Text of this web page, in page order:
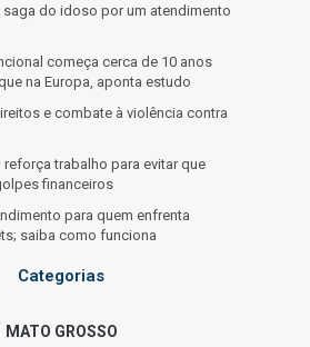
do idoso por um atendimento
começa cerca de 10 anos
na Europa, aponta estudo
e combate à violência contra
reforça trabalho para evitar que
financeiros
para quem enfrenta
saiba como funciona
Categorias
MATO GROSSO